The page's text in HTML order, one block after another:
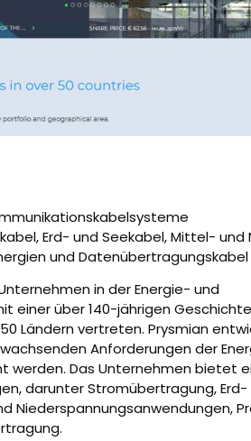
Erd- und Seekabel, Mittel- und
und Datenübertragungskabel
in der Energie- und
einer über 140-jährigen
Ländern vertreten. Prysmian
Anforderungen der
werden. Das Unternehmen bietet
darunter Stromübertragung, Erd-
Niederspannungsanwendungen,